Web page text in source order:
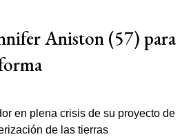
Aniston (57) para